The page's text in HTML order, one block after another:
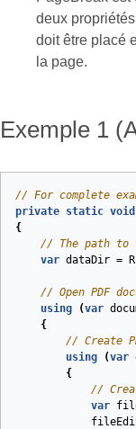
deux
doit être placé
la page.
Exemple 1
// For complete
private static void
{
// The path to
var dataDir =
// Open PDF
using
(var
{
// Create
using
(var
{
//
var